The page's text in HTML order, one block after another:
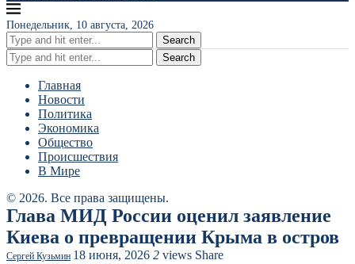
Понедельник, 10 августа, 2026
Search
Search
Главная
Новости
Политика
Экономика
Общество
Происшествия
В Мире
© 2026. Все права защищены.
Глава МИД России оценил заявление
Киева о превращении Крыма в остров
Сергей Кузьмин 18 июня, 2026 2 views Share